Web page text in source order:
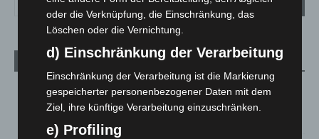
Aktuelle Beiträge
Hannover: Erste Tigermücken-Population in Niedersachsen
entdeckt
oder die Verknüpfung, die Einschränkung, das
Löschen oder die Vernichtung.
d) Einschränkung der Verarbeitung
Einschränkung der Verarbeitung ist die Markierung
gespeicherter personenbezogener Daten mit dem
Ziel, ihre künftige Verarbeitung einzuschränken.
e) Profiling